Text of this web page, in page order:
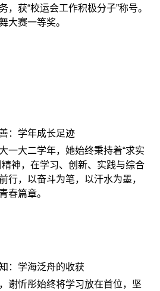
，获“校运会工作积极分子”称号。
大赛一等奖。
：学年成长足迹
一大二学年，她始终秉持着“求实
神，在学习、创新、实践与综合
行，以奋斗为笔，以汗水为墨，
春篇章。
：学海泛舟的收获
谢忻彤始终将学习放在首位，坚